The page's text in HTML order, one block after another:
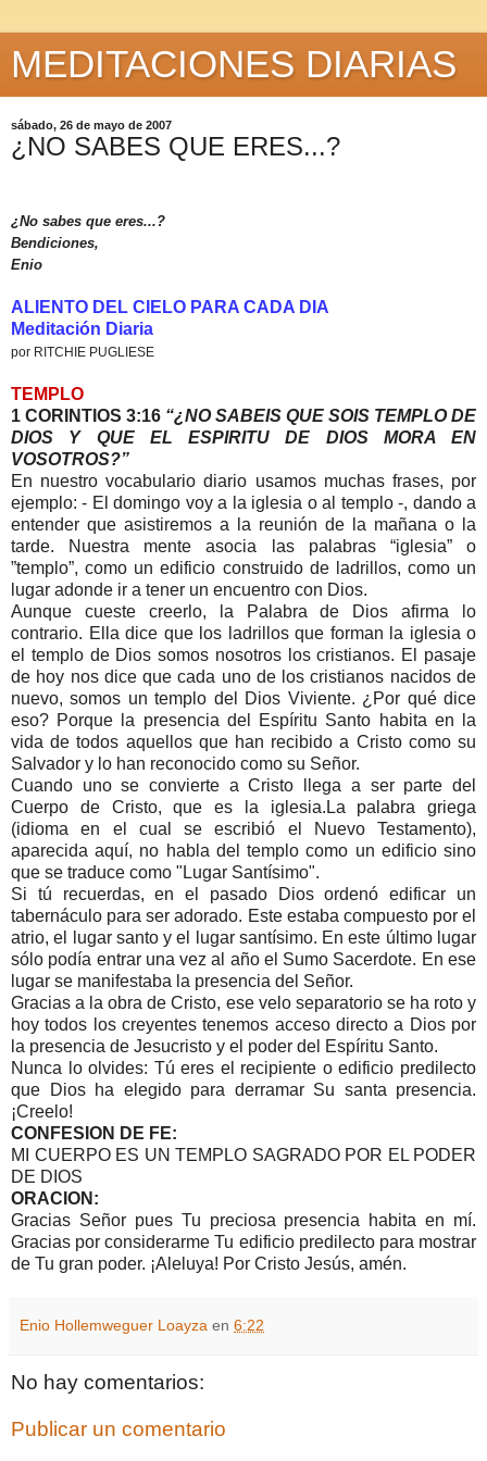
MEDITACIONES DIARIAS
sábado, 26 de mayo de 2007
¿NO SABES QUE ERES...?
¿No sabes que eres...?
Bendiciones,
Enio
ALIENTO DEL CIELO PARA CADA DIA
Meditación Diaria
por RITCHIE PUGLIESE
TEMPLO
1 CORINTIOS 3:16 “¿NO SABEIS QUE SOIS TEMPLO DE
DIOS Y QUE EL ESPIRITU DE DIOS MORA EN
VOSOTROS?”
En nuestro vocabulario diario usamos muchas frases, por
ejemplo: - El domingo voy a la iglesia o al templo -, dando a
entender que asistiremos a la reunión de la mañana o la
tarde. Nuestra mente asocia las palabras “iglesia” o
”templo”, como un edificio construido de ladrillos, como un
lugar adonde ir a tener un encuentro con Dios.
Aunque cueste creerlo, la Palabra de Dios afirma lo
contrario. Ella dice que los ladrillos que forman la iglesia o
el templo de Dios somos nosotros los cristianos. El pasaje
de hoy nos dice que cada uno de los cristianos nacidos de
nuevo, somos un templo del Dios Viviente. ¿Por qué dice
eso? Porque la presencia del Espíritu Santo habita en la
vida de todos aquellos que han recibido a Cristo como su
Salvador y lo han reconocido como su Señor.
Cuando uno se convierte a Cristo llega a ser parte del
Cuerpo de Cristo, que es la iglesia.La palabra griega
(idioma en el cual se escribió el Nuevo Testamento),
aparecida aquí, no habla del templo como un edificio sino
que se traduce como "Lugar Santísimo".
Si tú recuerdas, en el pasado Dios ordenó edificar un
tabernáculo para ser adorado. Este estaba compuesto por el
atrio, el lugar santo y el lugar santísimo. En este último lugar
sólo podía entrar una vez al año el Sumo Sacerdote. En ese
lugar se manifestaba la presencia del Señor.
Gracias a la obra de Cristo, ese velo separatorio se ha roto y
hoy todos los creyentes tenemos acceso directo a Dios por
la presencia de Jesucristo y el poder del Espíritu Santo.
Nunca lo olvides: Tú eres el recipiente o edificio predilecto
que Dios ha elegido para derramar Su santa presencia.
¡Creelo!
CONFESION DE FE:
MI CUERPO ES UN TEMPLO SAGRADO POR EL PODER
DE DIOS
ORACION:
Gracias Señor pues Tu preciosa presencia habita en mí.
Gracias por considerarme Tu edificio predilecto para mostrar
de Tu gran poder. ¡Aleluya! Por Cristo Jesús, amén.
Enio Hollemweguer Loayza en 6:22
No hay comentarios:
Publicar un comentario